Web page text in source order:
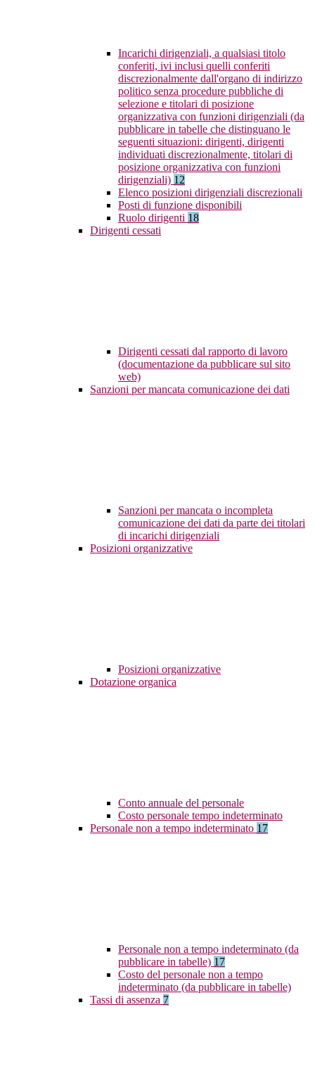
Incarichi dirigenziali, a qualsiasi titolo
conferiti, ivi inclusi quelli conferiti
discrezionalmente dall'organo di indirizzo
politico senza procedure pubbliche di
selezione e titolari di posizione
organizzativa con funzioni dirigenziali (da
pubblicare in tabelle che distinguano le
seguenti situazioni: dirigenti, dirigenti
individuati discrezionalmente, titolari di
posizione organizzativa con funzioni
dirigenziali) 12
Elenco posizioni dirigenziali discrezionali
Posti di funzione disponibili
Ruolo dirigenti 18
Dirigenti cessati
Dirigenti cessati dal rapporto di lavoro
(documentazione da pubblicare sul sito
web)
Sanzioni per mancata comunicazione dei dati
Sanzioni per mancata o incompleta
comunicazione dei dati da parte dei titolari
di incarichi dirigenziali
Posizioni organizzative
Posizioni organizzative
Dotazione organica
Conto annuale del personale
Costo personale tempo indeterminato
Personale non a tempo indeterminato 17
Personale non a tempo indeterminato (da
pubblicare in tabelle) 17
Costo del personale non a tempo
indeterminato (da pubblicare in tabelle)
Tassi di assenza 7